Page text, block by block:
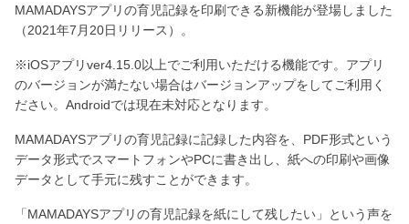
MAMADAYSアプリの育児記録を印刷できる新機能が登場しました
（2021年7月20日リリース）。
※iOSアプリver4.15.0以上でご利用いただける機能です。アプリ
のバージョンが満たない場合はバージョンアップをしてご利用く
ださい。Androidでは現在未対応となります。
MAMADAYSアプリの育児記録に記録した内容を、PDF形式という
データ形式でスマートフォンやPCに書き出し、紙への印刷や画像
データとして手元に残すことができます。
「MAMADAYSアプリの育児記録を紙にして残したい」という声を